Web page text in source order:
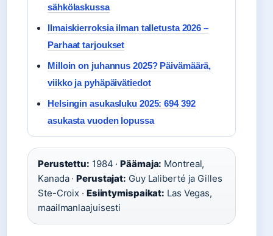
sähkölaskussa
Ilmaiskierroksia ilman talletusta 2026 –
Parhaat tarjoukset
Milloin on juhannus 2025? Päivämäärä,
viikko ja pyhäpäivätiedot
Helsingin asukasluku 2025: 694 392
asukasta vuoden lopussa
Perustettu: 1984 ·Päämaja: Montreal,
Kanada ·Perustajat: Guy Laliberté ja Gilles
Ste-Croix · Esiintymispaikat: Las Vegas,
maailmanlaajuisesti